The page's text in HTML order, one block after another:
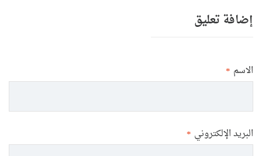
إضافة تعليق
الاسم *
البريد الإلكتروني *